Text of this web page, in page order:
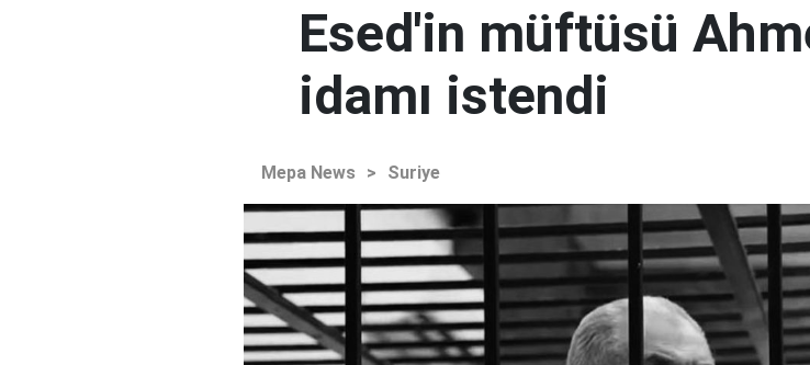
Esed'in müftüsü
idamı istendi
Mepa News > Suriye